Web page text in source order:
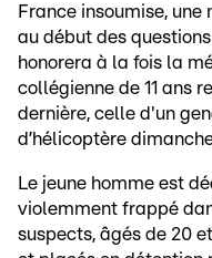
France insoumise,
au début des
honorera à la fois la
collégienne de 11 ans
dernière, celle d'un
d’hélicoptère
Le jeune homme est
violemment frappé
suspects, âgés de 20